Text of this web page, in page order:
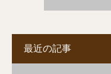
最近の記事